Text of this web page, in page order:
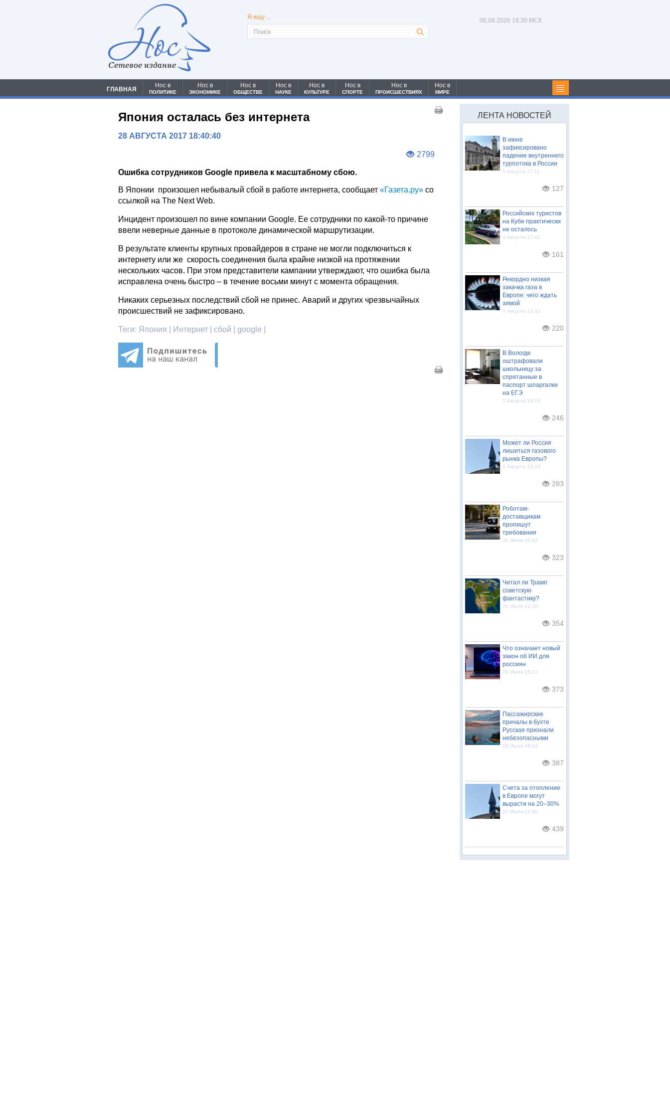
Сетевое издание
Я ищу ... 06.08.2026 18:30 МСК
ГЛАВНАЯ
Нос в
ПОЛИТИКЕ
Нос в
ЭКОНОМИКЕ
Нос в
ОБЩЕСТВЕ
Нос в
НАУКЕ
Нос в
КУЛЬТУРЕ
Нос в
СПОРТЕ
Нос в
ПРОИСШЕСТВИЯХ
Нос в
МИРЕ
Япония осталась без интернета
28 АВГУСТА 2017 18:40:40
2799
Ошибка сотрудников Google привела к масштабному сбою.
В Японии произошел небывалый сбой в работе интернета, сообщает«Газета.ру» со
ссылкой на The Next Web.
Инцидент произошел по вине компании Google. Ее сотрудники по какой-то причине
ввели неверные данные в протоколе динамической маршрутизации.
В результате клиенты крупных провайдеров в стране не могли подключиться к
интернету или же скорость соединения была крайне низкой на протяжении
нескольких часов. При этом представители кампании утверждают, что ошибка была
исправлена очень быстро – в течение восьми минут с момента обращения.
Никаких серьезных последствий сбой не принес. Аварий и других чрезвычайных
происшествий не зафиксировано.
Теги: Япония | Интернет | сбой | google |
ЛЕНТА НОВОСТЕЙ
В июне
зафиксировано
падение внутреннего
турпотока в России
5 Августа 17:11
127
Российских туристов
на Кубе практически
не осталось
4 Августа 17:41
161
Рекордно низкая
закачка газа в
Европе: чего ждать
зимой
3 Августа 13:32
220
В Вологде
оштрафовали
школьницу за
спрятанные в
паспорт шпаргалки
на ЕГЭ
2 Августа 14:19
246
Может ли Россия
лишиться газового
рынка Европы?
1 Августа 16:23
283
Роботам-
доставщикам
пропишут
требования
31 Июля 18:32
323
Читал ли Трамп
советскую
фантастику?
30 Июля 12:20
354
Что означает новый
закон об ИИ для
россиян
29 Июля 15:27
373
Пассажирские
причалы в бухте
Русская признали
небезопасными
28 Июля 18:43
387
Счета за отопление
в Европе могут
вырасти на 20–30%
27 Июля 21:50
439